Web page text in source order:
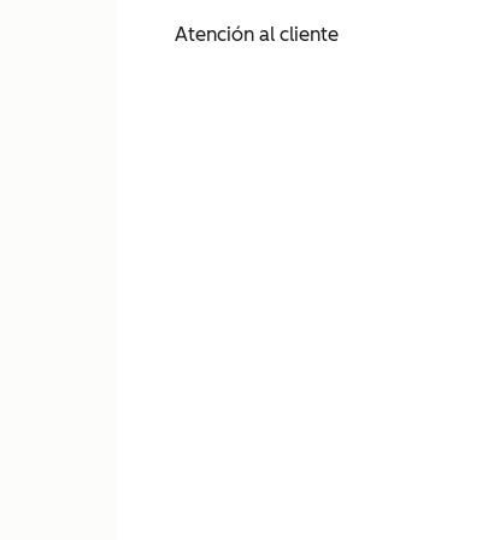
Atención al cliente